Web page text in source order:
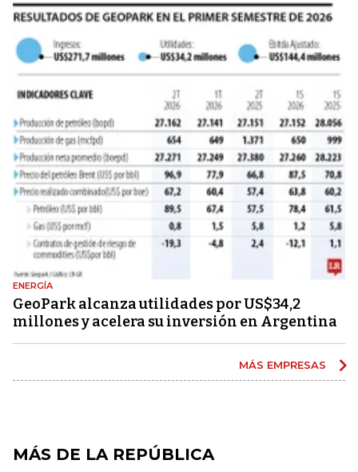
ENERGÍA
GeoPark alcanza utilidades por US$34,2
millones y acelera su inversión en Argentina
MÁS EMPRESAS
MÁS DE LA REPÚBLICA